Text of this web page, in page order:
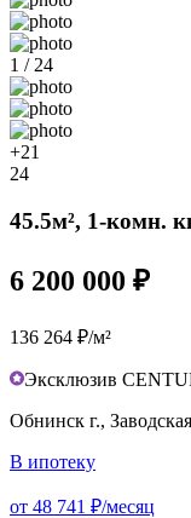
1 / 24
+21
24
45.5м², 1-комн.
6 200 000 ₽
136 264 ₽/м²
Эксклюзив
Обнинск г.,
В ипотеку
от 48 741 ₽/месяц